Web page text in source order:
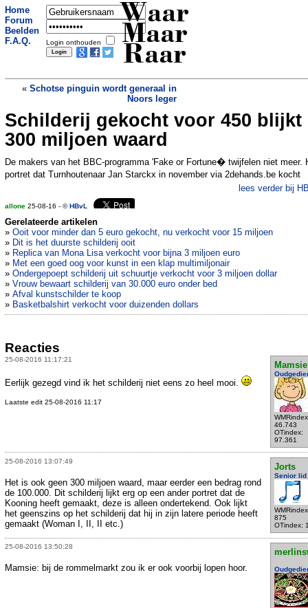
Home
Forum
Beelden
F.A.Q.
Login onthouden
Waar
Maar
Raar
« Schotse pinguin wordt generaal in
Noors leger
Vrouw maakt testrit met luxewagen
maar het loopt al na zes seconden mis
»
Schilderij gekocht voor 450 blijkt
300 miljoen waard
De makers van het BBC-programma 'Fake or Fortune� twijfelen niet meer.
portret dat Turnhoutenaar Jan Starckx in november via 2dehands.be kocht
lees verder bij
allone 25-08-16 - ©HBvL
Gerelateerde artikelen
» Ooit voor minder dan 5 euro gekocht, nu verkocht voor 15 miljoen
» Dit is het duurste schilderij ooit
» Replica van Mona Lisa verkocht voor bijna 3 miljoen euro
» Met een goed oog voor kunst in een klap multimiljonair
» Ondergepoept schilderij uit schuurtje verkocht voor 3 miljoen dollar
» Vrouw bewaart schilderij van 30.000 euro onder bed
» Afval kunstschilder te koop
» Basketbalshirt verkocht voor duizenden dollars
Reacties
25-08-2016 11:17:21
Mamsie
46.743
OTindex:
97.361
Eerlijk gezegd vind ik het schilderij niet eens zo heel mooi.
Laatste edit 25-08-2016 11:17
25-08-2016 13:07:49
Jorts
Senior lid
875
OTindex:
Het is ook geen 300 miljoen waard, maar eerder een bedrag rond
de 100.000. Dit schilderij lijkt erg op een ander portret dat de
Kooning heeft gemaakt, deze is alleen ondertekend. Ook lijkt
het geenszins op het schilderij dat hij in zijn latere periode heeft
gemaakt (Woman I, II, II etc.)
25-08-2016 13:50:28
Mamsie: bij de rommelmarkt zou ik er ook voorbij lopen hoor.